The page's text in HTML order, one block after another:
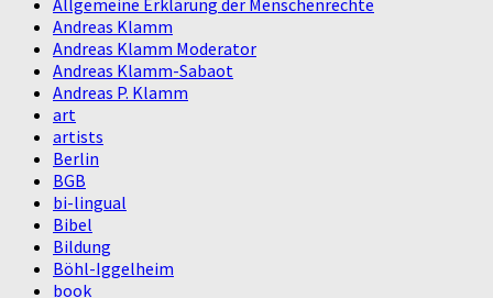
Allgemeine Erklärung der Menschenrechte
Andreas Klamm
Andreas Klamm Moderator
Andreas Klamm-Sabaot
Andreas P. Klamm
art
artists
Berlin
BGB
bi-lingual
Bibel
Bildung
Böhl-Iggelheim
book